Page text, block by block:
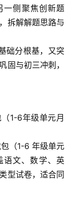
一侧聚焦创新题
拆解解题思路与
础分根基，又突
固与初三冲刺，
1-6年级单元月
（1-6 年级单元
文、数学、英
型试卷，适合同